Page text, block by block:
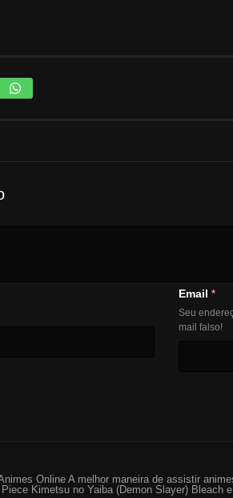
Email *
Seu
mail falso!
Online A melhor maneira de assistir
Kimetsu no Yaiba (Demon Slayer) Bleach e